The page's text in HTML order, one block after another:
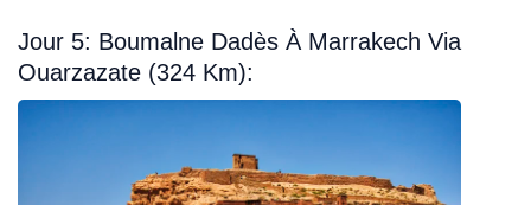
Jour 5: Boumalne Dadès À Marrakech Via
Ouarzazate (324 Km):